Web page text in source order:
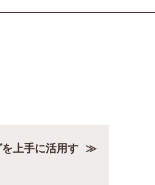
上手に活用す